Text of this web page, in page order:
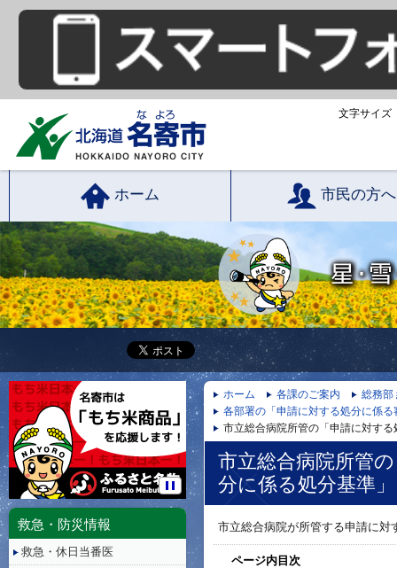
文字サイズ
ホーム 市民の方へ
ホーム 各課のご案内
総務部
各部署の「申請に対する処分に係
市立総合病院所管の「申請に対す
市立総合病院所管
分に係る処分基準」
市立総合病院が所管する申請に対
ページ内目次
停
救急・防災情報
救急・休日当番医